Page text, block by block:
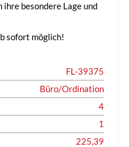
besondere Lage und
sofort möglich!
FL-39375
Büro/Ordination
4
1
225,39